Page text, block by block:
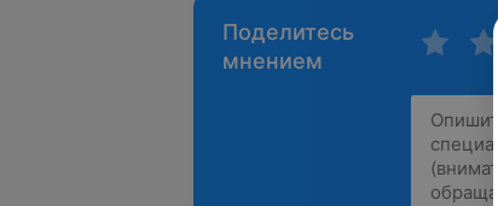
Поделитесь
мнением